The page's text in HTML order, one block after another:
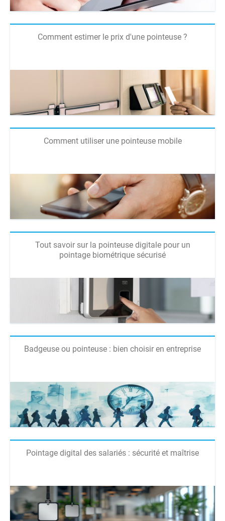
Comment estimer le prix d'une pointeuse ?
Comment utiliser une pointeuse mobile
Tout savoir sur la pointeuse digitale pour un
pointage biométrique sécurisé
Badgeuse ou pointeuse : bien choisir en entreprise
Pointage digital des salariés : sécurité et maîtrise